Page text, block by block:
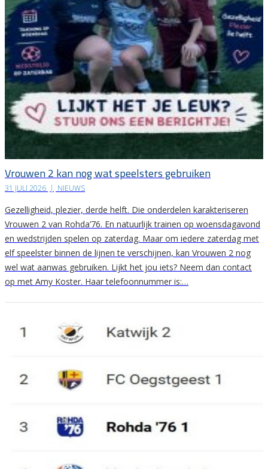
Vrouwen 2 kan nog wat speelsters gebruiken
31 JULI 2026 | NIEUWS
Gezelligheid, plezier, derde helft. Die onderdelen karakteriseren
Vrouwen 2 van Rohda’76. En natuurlijk trainen op woensdagavond
en wedstrijden spelen op zaterdag. Maar om iedere zaterdag met
elf speelster binnen de lijnen te verschijnen, kan Vrouwen 2 nog
wel wat aanwas gebruiken. Lijkt het jou iets? Neem dan contact
op met Amy Koster. Haar telefoonnummer is:…